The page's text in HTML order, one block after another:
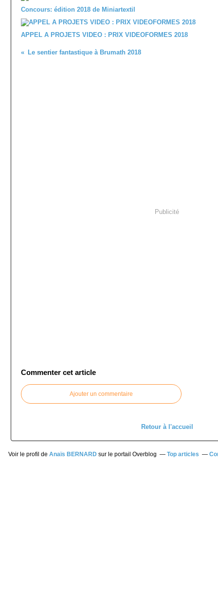
Concours: édition 2018 de Miniartextil
APPEL A PROJETS VIDEO : PRIX VIDEOFORMES 2018
Le sentier fantastique à Brumath 2018
Publicité
Commenter cet article
Ajouter un commentaire
Retour à l'accueil
Voir le profil de Anaïs BERNARDsur le portail Overblog Top articles